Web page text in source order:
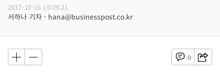
2017-10-16 19:09:21
서하나 기자 - hana@businesspost.co.kr
0